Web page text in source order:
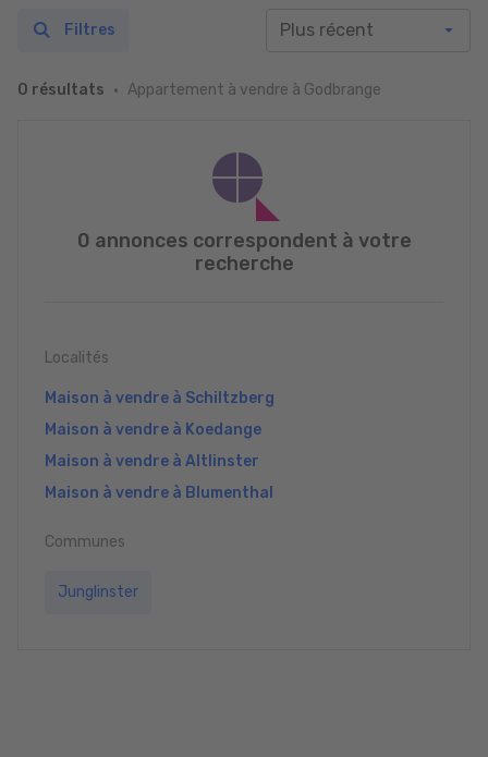
0 résultats Appartement à vendre à Godbrange
Filtres
0 annonces correspondent à votre
recherche
Localités
Maison à vendre à Schiltzberg
Maison à vendre à Koedange
Maison à vendre à Altlinster
Maison à vendre à Blumenthal
Communes
Junglinster